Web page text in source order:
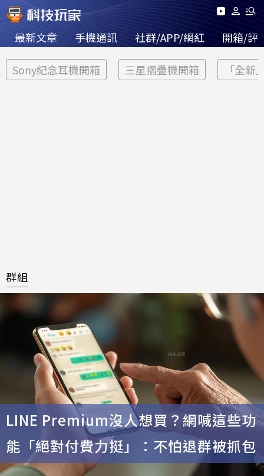
最新文章 手機通訊 社群/APP/網紅 開箱/評
Sony紀念耳機開箱 三星摺疊機開箱 「全新
群組
LINE Premium沒人想買？網喊這些功
能「絕對付費力挺」：不怕退群被抓包